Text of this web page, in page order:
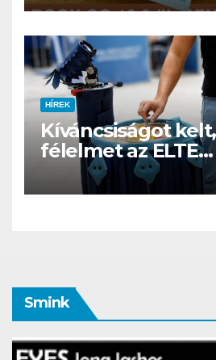
családi
HÍREK
Kíváncsiságot
félelmet az ELTE
etológusainak
robotja
Smink